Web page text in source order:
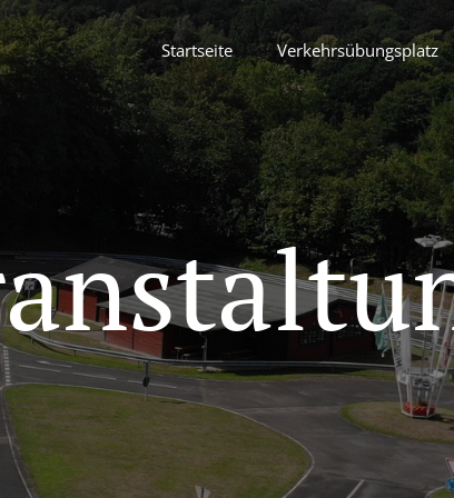
Startseite Verkehrsübungsplatz